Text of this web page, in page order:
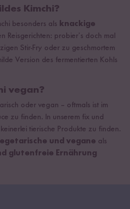
Kimchi?
besonders als knackige
Reisgerichten: probier’s doch mal
Stir-Fry oder zu geschmortem
Version des fermentierten Kohls
vegan?
oder vegan – oftmals ist im
zu finden. In unserem fix und
tierische Produkte zu finden.
und vegane als
glutenfreie Ernährung